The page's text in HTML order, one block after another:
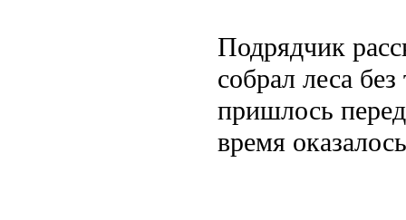
Подрядчик
собрал леса
пришлось
время